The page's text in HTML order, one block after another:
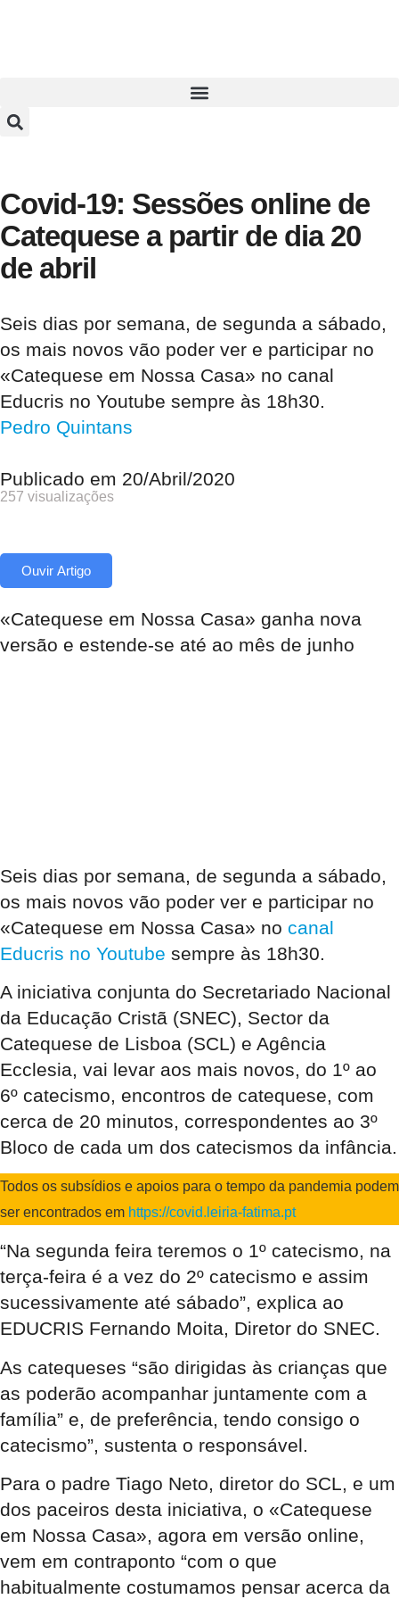
Covid-19: Sessões online de
Catequese a partir de dia 20
de abril
Seis dias por semana, de segunda a sábado,
os mais novos vão poder ver e participar no
«Catequese em Nossa Casa» no canal
Educris no Youtube sempre às 18h30.
Pedro Quintans
Publicado em 20/Abril/2020
257 visualizações
Ouvir Artigo
«Catequese em Nossa Casa» ganha nova
versão e estende-se até ao mês de junho
Seis dias por semana, de segunda a sábado,
os mais novos vão poder ver e participar no
«Catequese em Nossa Casa» no canal
Educris no Youtube sempre às 18h30.
A iniciativa conjunta do Secretariado Nacional
da Educação Cristã (SNEC), Sector da
Catequese de Lisboa (SCL) e Agência
Ecclesia, vai levar aos mais novos, do 1º ao
6º catecismo, encontros de catequese, com
cerca de 20 minutos, correspondentes ao 3º
Bloco de cada um dos catecismos da infância.
Todos os subsídios e apoios para o tempo da pandemia podem
ser encontrados em https://covid.leiria-fatima.pt
“Na segunda feira teremos o 1º catecismo, na
terça-feira é a vez do 2º catecismo e assim
sucessivamente até sábado”, explica ao
EDUCRIS Fernando Moita, Diretor do SNEC.
As catequeses “são dirigidas às crianças que
as poderão acompanhar juntamente com a
família” e, de preferência, tendo consigo o
catecismo”, sustenta o responsável.
Para o padre Tiago Neto, diretor do SCL, e um
dos paceiros desta iniciativa, o «Catequese
em Nossa Casa», agora em versão online,
vem em contraponto “com o que
habitualmente costumamos pensar acerca da